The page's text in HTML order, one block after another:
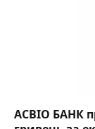
АСВІО БАНК